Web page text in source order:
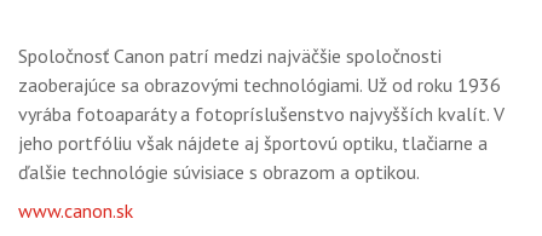
Spoločnosť Canon patrí medzi najväčšie spoločnosti
zaoberajúce sa obrazovými technológiami. Už od roku 1936
vyrába fotoaparáty a fotopríslušenstvo najvyšších kvalít. V
jeho portfóliu však nájdete aj športovú optiku, tlačiarne a
ďalšie technológie súvisiace s obrazom a optikou.
www.canon.sk